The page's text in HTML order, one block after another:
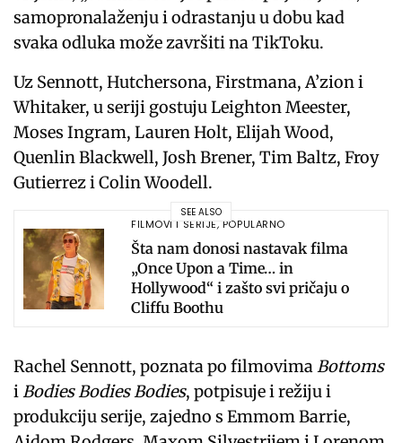
samopronalaženju i odrastanju u dobu kad
svaka odluka može završiti na TikToku.
Uz Sennott, Hutchersona, Firstmana, A’zion i
Whitaker, u seriji gostuju Leighton Meester,
Moses Ingram, Lauren Holt, Elijah Wood,
Quenlin Blackwell, Josh Brener, Tim Baltz, Froy
Gutierrez i Colin Woodell.
SEE ALSO
FILMOVI I SERIJE, POPULARNO
Šta nam donosi nastavak filma
„Once Upon a Time… in
Hollywood“ i zašto svi pričaju o
Cliffu Boothu
Rachel Sennott, poznata po filmovimaBottoms
iBodies Bodies Bodies, potpisuje i režiju i
produkciju serije, zajedno s Emmom Barrie,